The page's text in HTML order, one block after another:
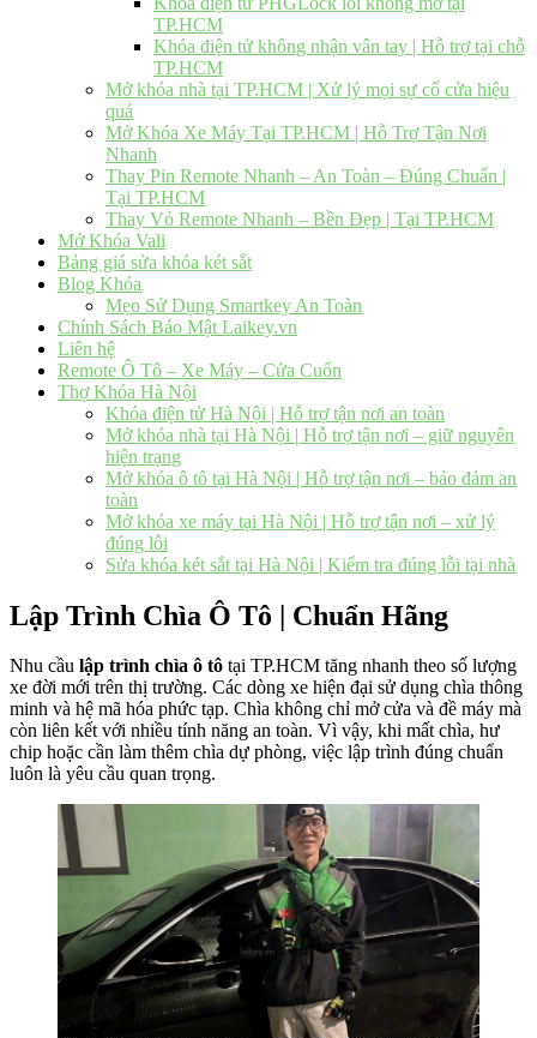
TP.HCM
Khóa điện tử không nhận vân tay | Hỗ trợ tại chỗ
TP.HCM
Mở khóa nhà tại TP.HCM | Xử lý mọi sự cố cửa hiệu
quả
Mở Khóa Xe Máy Tại TP.HCM | Hỗ Trợ Tận Nơi
Nhanh
Thay Pin Remote Nhanh – An Toàn – Đúng Chuẩn |
Tại TP.HCM
Thay Vỏ Remote Nhanh – Bền Đẹp | Tại TP.HCM
Mở Khóa Vali
Bảng giá sửa khóa két sắt
Blog Khóa
Mẹo Sử Dụng Smartkey An Toàn
Chính Sách Bảo Mật Laikey.vn
Liên hệ
Remote Ô Tô – Xe Máy – Cửa Cuốn
Thợ Khóa Hà Nội
Khóa điện tử Hà Nội | Hỗ trợ tận nơi an toàn
Mở khóa nhà tại Hà Nội | Hỗ trợ tận nơi – giữ nguyên
hiện trạng
Mở khóa ô tô tại Hà Nội | Hỗ trợ tận nơi – bảo đảm an
toàn
Mở khóa xe máy tại Hà Nội | Hỗ trợ tận nơi – xử lý
đúng lỗi
Sửa khóa két sắt tại Hà Nội | Kiểm tra đúng lỗi tại nhà
Lập Trình Chìa Ô Tô | Chuẩn Hãng
Nhu cầu lập trình chìa ô tô tại TP.HCM tăng nhanh theo số lượng
xe đời mới trên thị trường. Các dòng xe hiện đại sử dụng chìa thông
minh và hệ mã hóa phức tạp. Chìa không chỉ mở cửa và đề máy mà
còn liên kết với nhiều tính năng an toàn. Vì vậy, khi mất chìa, hư
chip hoặc cần làm thêm chìa dự phòng, việc lập trình đúng chuẩn
luôn là yêu cầu quan trọng.